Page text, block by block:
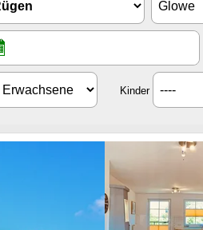
Kinder